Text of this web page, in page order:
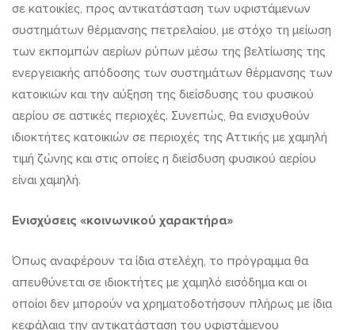
σε κατοικίες, προς αντικατάσταση των υφιστάμενων
συστημάτων θέρμανσης πετρελαίου, με στόχο τη μείωση
των εκπομπών αερίων ρύπων μέσω της βελτίωσης της
ενεργειακής απόδοσης των συστημάτων θέρμανσης των
κατοικιών και την αύξηση της διείσδυσης του φυσικού
αερίου σε αστικές περιοχές. Συνεπώς, θα ενισχυθούν
ιδιοκτήτες κατοικιών σε περιοχές της Αττικής με χαμηλή
τιμή ζώνης και στις οποίες η διείσδυση φυσικού αερίου
είναι χαμηλή.
Ενισχύσεις «κοινωνικού χαρακτήρα»
Όπως αναφέρουν τα ίδια στελέχη, το πρόγραμμα θα
απευθύνεται σε ιδιοκτήτες με χαμηλό εισόδημα και οι
οποίοι δεν μπορούν να χρηματοδοτήσουν πλήρως με ίδια
κεφάλαια την αντικατάσταση του υφιστάμενου